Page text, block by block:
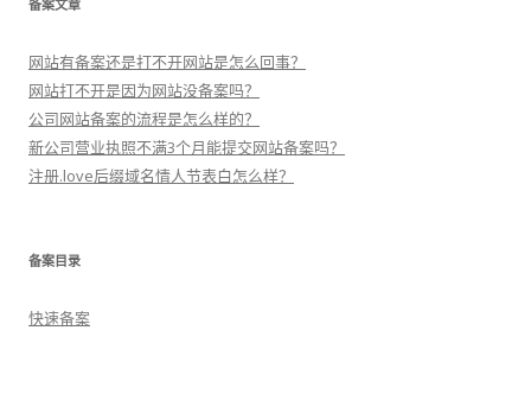
备案文章
网站有备案还是打不开网站是怎么回事？
网站打不开是因为网站没备案吗？
公司网站备案的流程是怎么样的？
新公司营业执照不满3个月能提交网站备案吗？
注册.love后缀域名情人节表白怎么样？
备案目录
快速备案